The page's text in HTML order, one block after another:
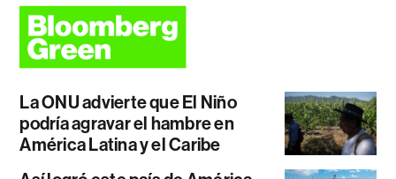
La ONU advierte que El Niño
podría agravar el hambre en
América Latina y el Caribe